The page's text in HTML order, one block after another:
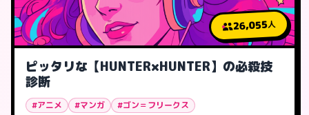
26,055人
ピッタリな【HUNTER×HUNTER】の必殺技
診断
#アニメ #マンガ #ゴン＝フリークス